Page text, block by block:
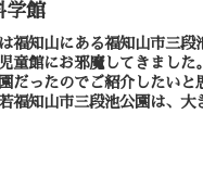
学館
福知山にある福知山市三
童館にお邪魔してきまし
だったのでご紹介したい
福知山市三段池公園は、大